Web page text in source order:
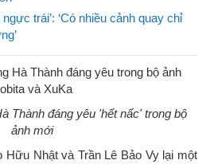
trái’: ‘Có nhiều cảnh quay chỉ
Thành đáng yêu 'hết nấc' trong bộ
ảnh mới
Hữu Nhật và Trần Lê Bảo Vy lại một